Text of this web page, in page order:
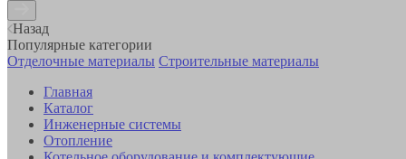
Назад
Популярные категории
Отделочные материалы Строительные материалы
Главная
Каталог
Инженерные системы
Отопление